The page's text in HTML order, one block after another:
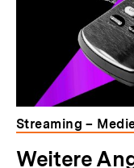
Streaming –
Weitere